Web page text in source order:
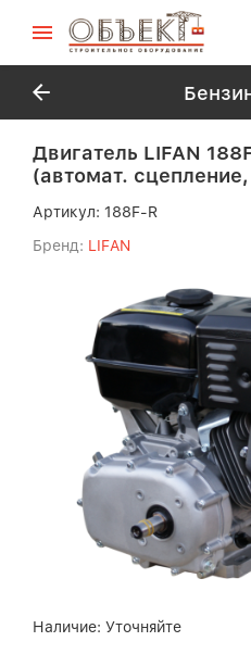
Двигатель LIFAN
(автомат.
Артикул: 188F-R
Бренд: LIFAN
Наличие: Уточняйте